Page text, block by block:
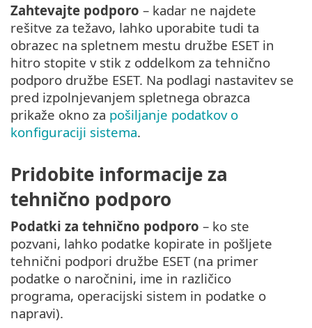
Zahtevajte podporo – kadar ne najdete
rešitve za težavo, lahko uporabite tudi ta
obrazec na spletnem mestu družbe ESET in
hitro stopite v stik z oddelkom za tehnično
podporo družbe ESET. Na podlagi nastavitev se
pred izpolnjevanjem spletnega obrazca
prikaže okno za pošiljanje podatkov o
konfiguraciji sistema.
Pridobite informacije za
tehnično podporo
Podatki za tehnično podporo – ko ste
pozvani, lahko podatke kopirate in pošljete
tehnični podpori družbe ESET (na primer
podatke o naročnini, ime in različico
programa, operacijski sistem in podatke o
napravi).